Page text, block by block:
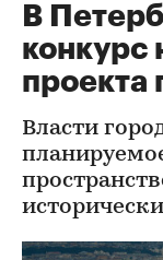
В
конкурс
проекта
Власти